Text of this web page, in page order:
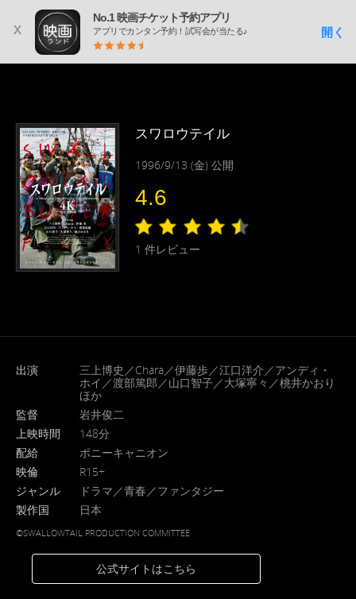
x
No.1 映画チケット予約アプリ
アプリでカンタン予約！試写会が当たる♪ 開く
スワロウテイル
1996/9/13 (金) 公開
4.6
1 件レビュー
出演
三上博史／Chara／伊藤歩／江口洋介／アンディ・
ホイ／渡部篤郎／山口智子／大塚寧々／桃井かおり
ほか
監督
岩井俊二
上映時間
148分
配給
ポニーキャニオン
映倫
R15+
ジャンル
ドラマ／青春／ファンタジー
製作国
日本
©SWALLOWTAIL PRODUCTION COMMITTEE
公式サイトはこちら